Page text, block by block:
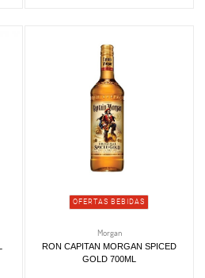
OFERTAS BEBIDAS
Morgan
RON CAPITAN MORGAN SPICED
GOLD 700ML